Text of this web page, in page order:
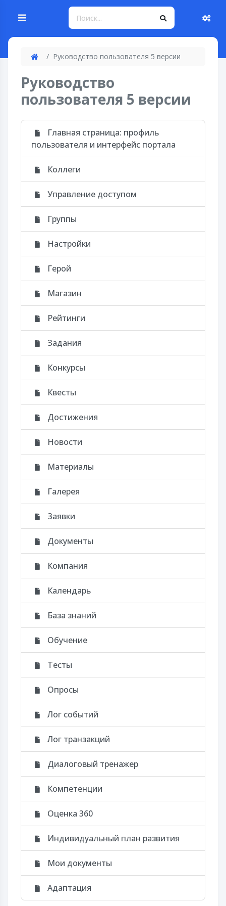
Руководство пользователя 5 версии
Руководство
пользователя 5 версии
Главная страница: профиль
пользователя и интерфейс портала
Коллеги
Управление доступом
Группы
Настройки
Герой
Магазин
Рейтинги
Задания
Конкурсы
Квесты
Достижения
Новости
Материалы
Галерея
Заявки
Документы
Компания
Календарь
База знаний
Обучение
Тесты
Опросы
Лог событий
Лог транзакций
Диалоговый тренажер
Компетенции
Оценка 360
Индивидуальный план развития
Мои документы
Адаптация